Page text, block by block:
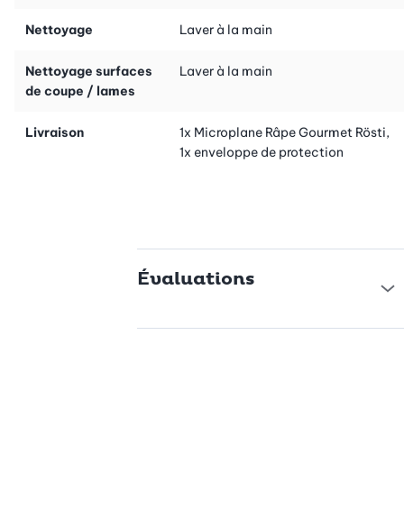
Nettoyage Laver à la main
Nettoyage surfaces
de coupe / lames
Laver à la main
Livraison
1x Microplane Râpe Gourmet Rösti,
1x enveloppe de protection
Évaluations